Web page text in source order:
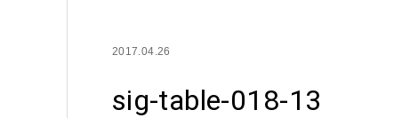
2017.04.26
sig-table-018-13